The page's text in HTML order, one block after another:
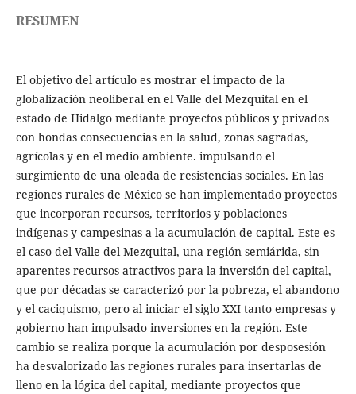
RESUMEN
El objetivo del artículo es mostrar el impacto de la
globalización neoliberal en el Valle del Mezquital en el
estado de Hidalgo mediante proyectos públicos y privados
con hondas consecuencias en la salud, zonas sagradas,
agrícolas y en el medio ambiente. impulsando el
surgimiento de una oleada de resistencias sociales. En las
regiones rurales de México se han implementado proyectos
que incorporan recursos, territorios y poblaciones
indígenas y campesinas a la acumulación de capital. Este es
el caso del Valle del Mezquital, una región semiárida, sin
aparentes recursos atractivos para la inversión del capital,
que por décadas se caracterizó por la pobreza, el abandono
y el caciquismo, pero al iniciar el siglo XXI tanto empresas y
gobierno han impulsado inversiones en la región. Este
cambio se realiza porque la acumulación por desposesión
ha desvalorizado las regiones rurales para insertarlas de
lleno en la lógica del capital, mediante proyectos que